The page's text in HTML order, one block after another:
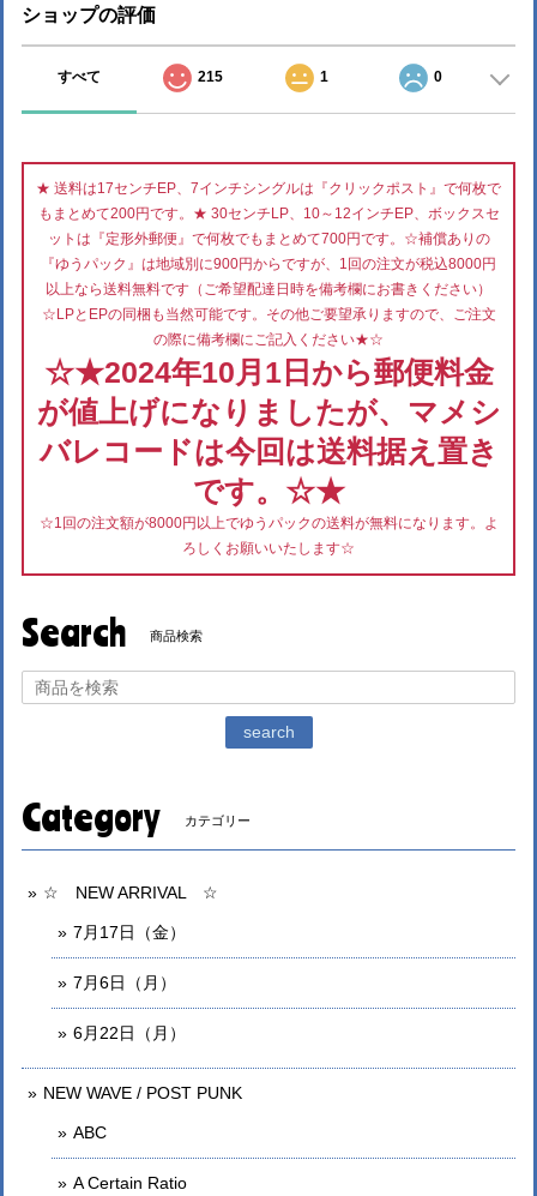
ショップの評価
すべて 215 1 0
★ 送料は17センチEP、7インチシングルは『クリックポスト』で何枚で
もまとめて200円です。★ 30センチLP、10～12インチEP、ボックスセ
ットは『定形外郵便』で何枚でもまとめて700円です。☆補償ありの
『ゆうパック』は地域別に900円からですが、1回の注文が税込8000円
以上なら送料無料です（ご希望配達日時を備考欄にお書きください）
☆LPとEPの同梱も当然可能です。その他ご要望承りますので、ご注文
の際に備考欄にご記入ください★☆
☆★2024年10月1日から郵便料金
が値上げになりましたが、マメシ
バレコードは今回は送料据え置き
です。☆★
☆1回の注文額が8000円以上でゆうパックの送料が無料になります。よ
ろしくお願いいたします☆
Search 商品検索
search
Category カテゴリー
☆ NEW ARRIVAL ☆
7月17日（金）
7月6日（月）
6月22日（月）
NEW WAVE / POST PUNK
ABC
A Certain Ratio